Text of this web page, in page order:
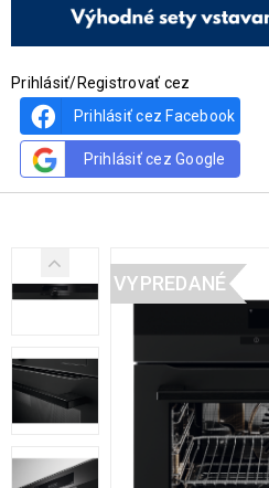
Prihlásiť/Registrovať cez
Prihlásiť cez Facebook
Prihlásiť cez Google
VYPREDANÉ